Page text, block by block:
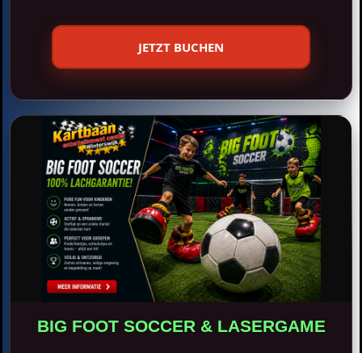
JETZT BUCHEN
BIG FOOT SOCCER & LASERGAME